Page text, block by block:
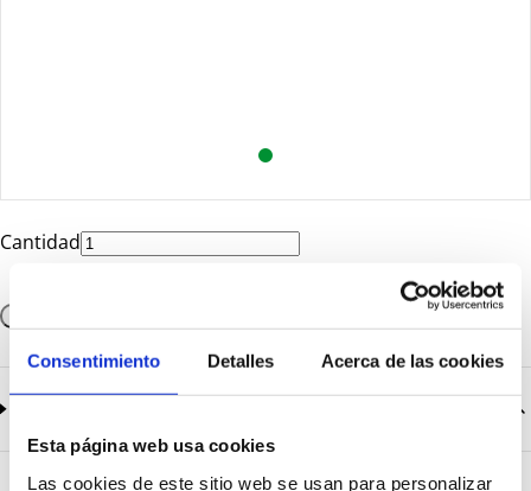
Consentimiento Detalles Acerca de las cookies
Esta página web usa cookies
Las cookies de este sitio web se usan para personalizar
Cantidad